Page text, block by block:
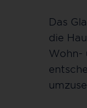
Das
die
Wohn-